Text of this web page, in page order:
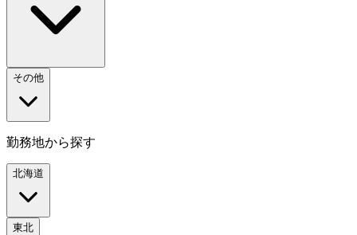
その他
勤務地から探す
北海道
東北